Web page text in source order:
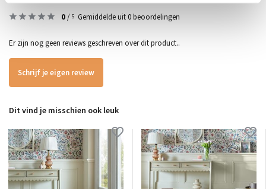
0/ 5 Gemiddelde uit 0 beoordelingen
Er zijn nog geen reviews geschreven over dit product..
Schrijf je eigen review
Dit vind je misschien ook leuk